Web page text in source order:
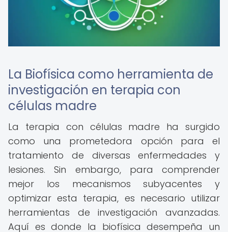
La Biofísica como herramienta de
investigación en terapia con
células madre
La terapia con células madre ha surgido
como una prometedora opción para el
tratamiento de diversas enfermedades y
lesiones. Sin embargo, para comprender
mejor los mecanismos subyacentes y
optimizar esta terapia, es necesario utilizar
herramientas de investigación avanzadas.
Aquí es donde la biofísica desempeña un